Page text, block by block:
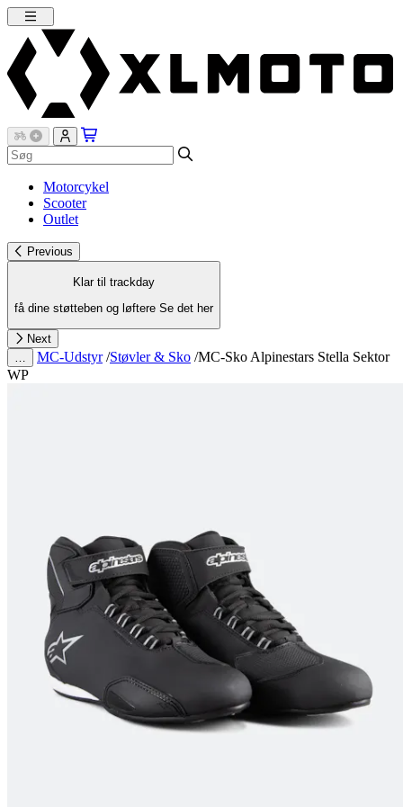
Motorcykel
Scooter
Outlet
Previous
Klar til trackday
få dine støtteben og løftere Se det her
Next
MC-Udstyr /Støvler & Sko /MC-Sko Alpinestars Stella Sektor
WP